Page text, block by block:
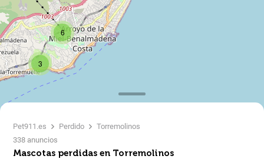
Pet911.es Perdido
Torremolinos
338 anuncios
Mascotas perdidas en Torremolinos
3
6